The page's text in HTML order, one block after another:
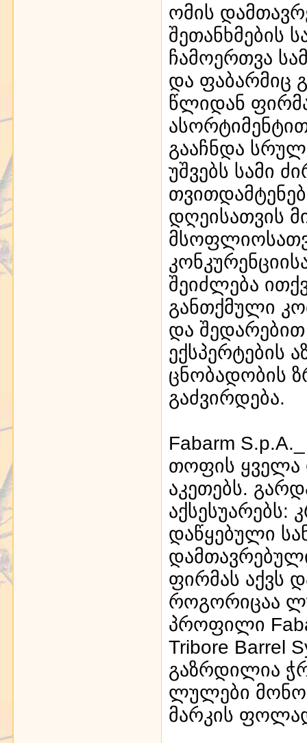
ომის
შეთანხმების
ჩამოერთვა
და ფაბარმიც
წლიდან
გააჩნდა
უშვებს სამი
დღეისათვის
შეიძლება
განთქმული
და
ექსპერტების
ცნობადობის
გაძვირდება.
Fabarm
თოფის ყველა
აკეთებს.
აქსესუარებს:
დაწყებული
ფირმას აქვს
როგორიცაა
პროფილი
Tribore Barrel
გაზრდილია
ლულები
მარკის